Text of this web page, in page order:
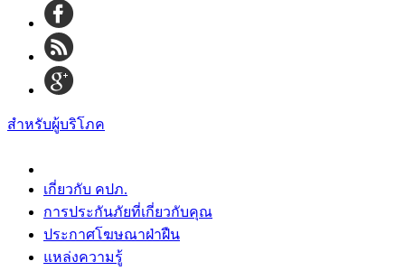
สำหรับผู้บริโภค
เกี่ยวกับ คปภ.
การประกันภัยที่เกี่ยวกับคุณ
ประกาศโฆษณาฝ่าฝืน
แหล่งความรู้